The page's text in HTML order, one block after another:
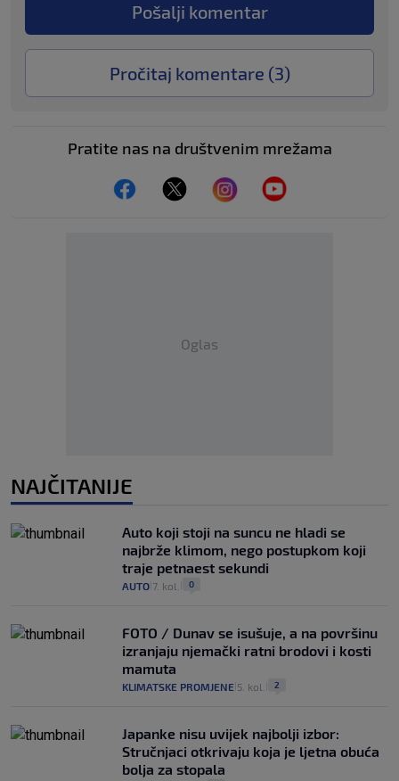
Pošalji komentar
Pročitaj komentare (3)
Pratite nas na društvenim mrežama
Oglas
NAJČITANIJE
Auto koji stoji na suncu ne hladi se
najbrže klimom, nego postupkom koji
traje petnaest sekundi
AUTO 7. kol. 0
FOTO / Dunav se isušuje, a na površinu
izranjaju njemački ratni brodovi i kosti
mamuta
KLIMATSKE PROMJENE 5. kol. 2
Japanke nisu uvijek najbolji izbor:
Stručnjaci otkrivaju koja je ljetna obuća
bolja za stopala